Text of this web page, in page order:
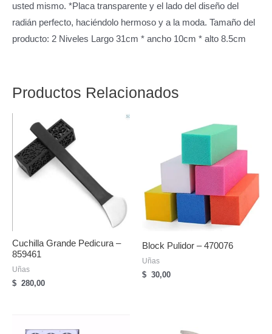
usted mismo. *Placa transparente y el lado del diseño del
radián perfecto, haciéndolo hermoso y a la moda. Tamaño del
producto: 2 Niveles Largo 31cm * ancho 10cm * alto 8.5cm
Productos Relacionados
Cuchilla Grande Pedicura –
859461
Uñas
$ 280,00
Block Pulidor – 470076
Uñas
$ 30,00